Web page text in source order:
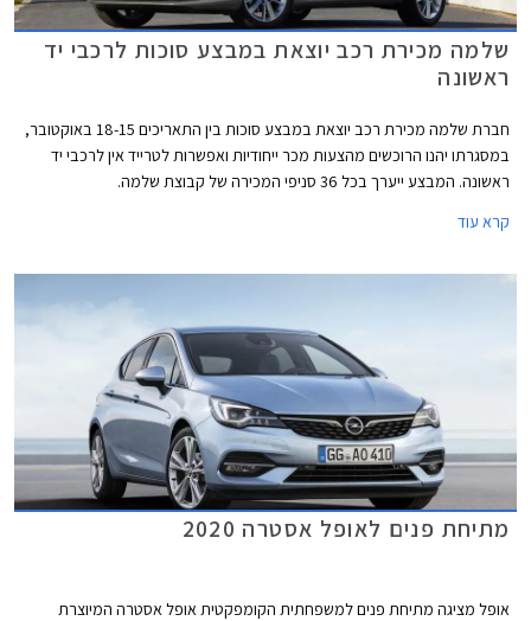
שלמה מכירת רכב יוצאת במבצע סוכות לרכבי יד
ראשונה
חברת שלמה מכירת רכב יוצאת במבצע סוכות בין התאריכים 18-15 באוקטובר,
במסגרתו יהנו הרוכשים מהצעות מכר ייחודיות ואפשרות לטרייד אין לרכבי יד
ראשונה. המבצע ייערך בכל 36 סניפי המכירה של קבוצת שלמה.
קרא עוד
מתיחת פנים לאופל אסטרה 2020
אופל מציגה מתיחת פנים למשפחתית הקומפקטית אופל אסטרה המיוצרת